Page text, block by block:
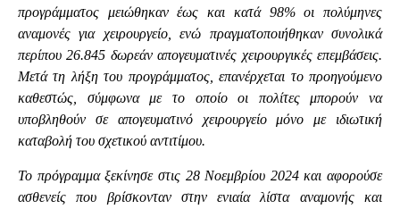
προγράμματος μειώθηκαν έως και κατά 98% οι πολύμηνες
αναμονές για χειρουργείο, ενώ πραγματοποιήθηκαν συνολικά
περίπου 26.845 δωρεάν απογευματινές χειρουργικές επεμβάσεις.
Μετά τη λήξη του προγράμματος, επανέρχεται το προηγούμενο
καθεστώς, σύμφωνα με το οποίο οι πολίτες μπορούν να
υποβληθούν σε απογευματινό χειρουργείο μόνο με ιδιωτική
καταβολή του σχετικού αντιτίμου.
Το πρόγραμμα ξεκίνησε στις 28 Νοεμβρίου 2024 και αφορούσε
ασθενείς που βρίσκονταν στην ενιαία λίστα αναμονής και